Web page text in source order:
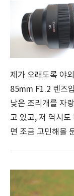
제가 오래도록 야
85mm F1.2 렌즈
낮은 조리개를 자
고 있고, 저 역시
면 조금 고민해볼